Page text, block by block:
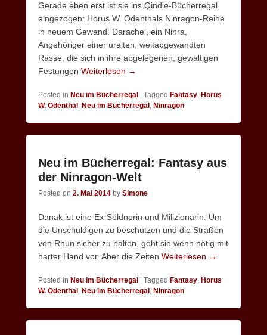
Gerade eben erst ist sie ins Qindie-Bücherregal
eingezogen: Horus W. Odenthals Ninragon-Reihe
in neuem Gewand. Darachel, ein Ninra,
Angehöriger einer uralten, weltabgewandten
Rasse, die sich in ihre abgelegenen, gewaltigen
Festungen Weiterlesen →
Posted in Neu im Bücherregal Tagged Fantasy, Horus
W. Odenthal , Neu im Bücherregal , Ninragon
Neu im Bücherregal: Fantasy aus
der Ninragon-Welt
Posted on 2. Mai 2014 by Simone
Danak ist eine Ex-Söldnerin und Milizionärin. Um
die Unschuldigen zu beschützen und die Straßen
von Rhun sicher zu halten, geht sie wenn nötig mit
harter Hand vor. Aber die Zeiten Weiterlesen →
Posted in Neu im Bücherregal Tagged Fantasy, Horus
W. Odenthal , Neu im Bücherregal , Ninragon